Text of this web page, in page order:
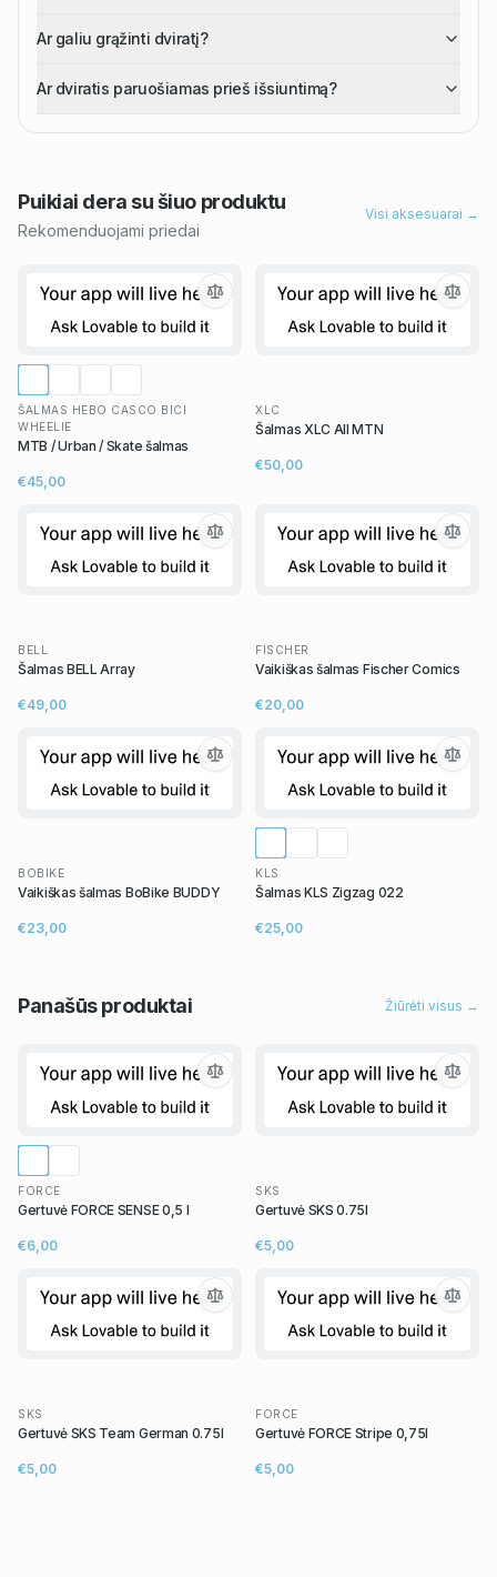
Ar galiu grąžinti dviratį?
Ar dviratis paruošiamas prieš išsiuntimą?
Puikiai dera su šiuo produktu
Rekomenduojami priedai
Visi aksesuarai →
ŠALMAS HEBO CASCO BICI
WHEELIE
MTB / Urban / Skate šalmas
€45,00
XLC
Šalmas XLC All MTN
€50,00
BELL
Šalmas BELL Array
€49,00
FISCHER
Vaikiškas šalmas Fischer Comics
€20,00
BOBIKE
Vaikiškas šalmas BoBike BUDDY
€23,00
KLS
Šalmas KLS Zigzag 022
€25,00
Panašūsproduktai Žiūrėti visus →
FORCE
Gertuvė FORCE SENSE 0,5 l
€6,00
SKS
Gertuvė SKS 0.75l
€5,00
SKS
Gertuvė SKS Team German 0.75l
€5,00
FORCE
Gertuvė FORCE Stripe 0,75l
€5,00